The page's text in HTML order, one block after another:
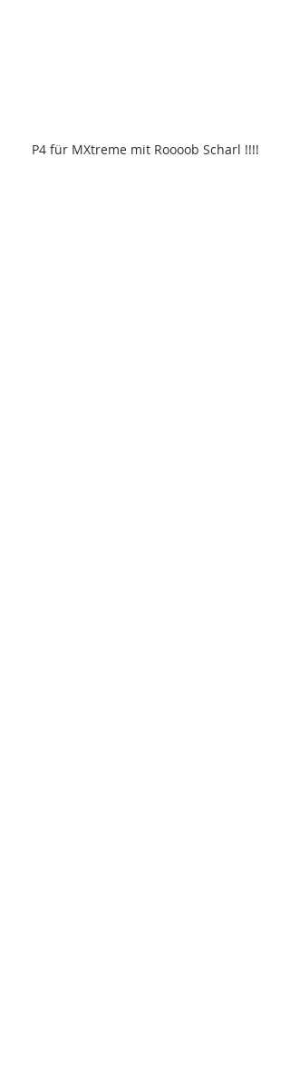
P4 für MXtreme mit Roooob Scharl !!!!